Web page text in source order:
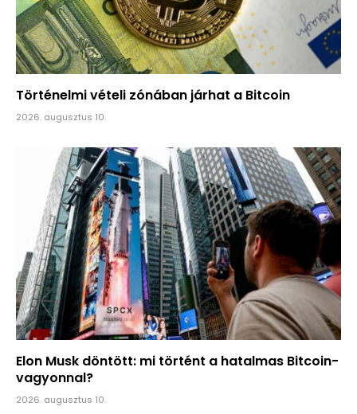
Történelmi vételi zónában járhat a Bitcoin
2026. augusztus 10.
Elon Musk döntött: mi történt a hatalmas Bitcoin-
vagyonnal?
2026. augusztus 10.